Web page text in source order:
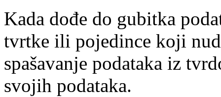
Kada dođe do gubitka
tvrtke ili pojedince koji
spašavanje podataka iz
svojih podataka.